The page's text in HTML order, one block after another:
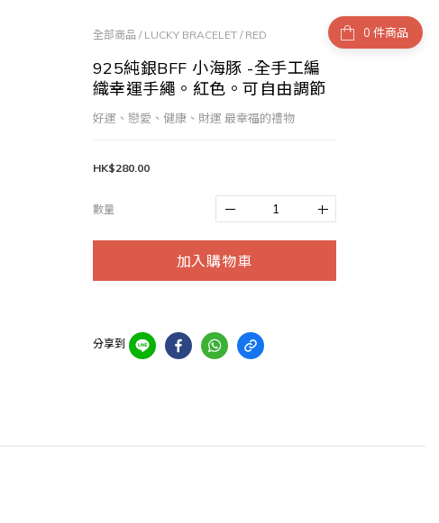
件商品
全部商品 / LUCKY BRACELET/ RED
925純銀BFF 小海豚 -全手工編
織幸運手繩。紅色。可自由調節
好運、戀愛、健康、財運 最幸福的禮物
HK$280.00
數量
加入購物車
分享到